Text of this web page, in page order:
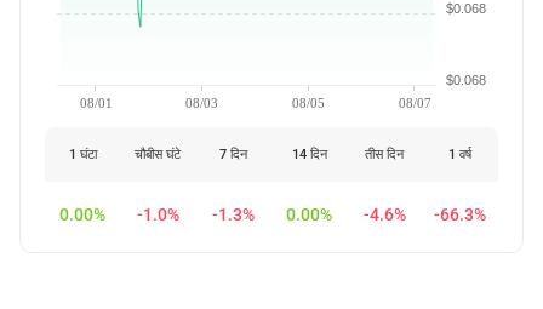
08/01 08/03 08/05 08/07
$0.068
$0.068
1 घंटा चौबीस घंटे 7 दिन 14 दिन तीस दिन 1 वर्ष
0.00% -1.0% -1.3% 0.00% -4.6% -66.3%